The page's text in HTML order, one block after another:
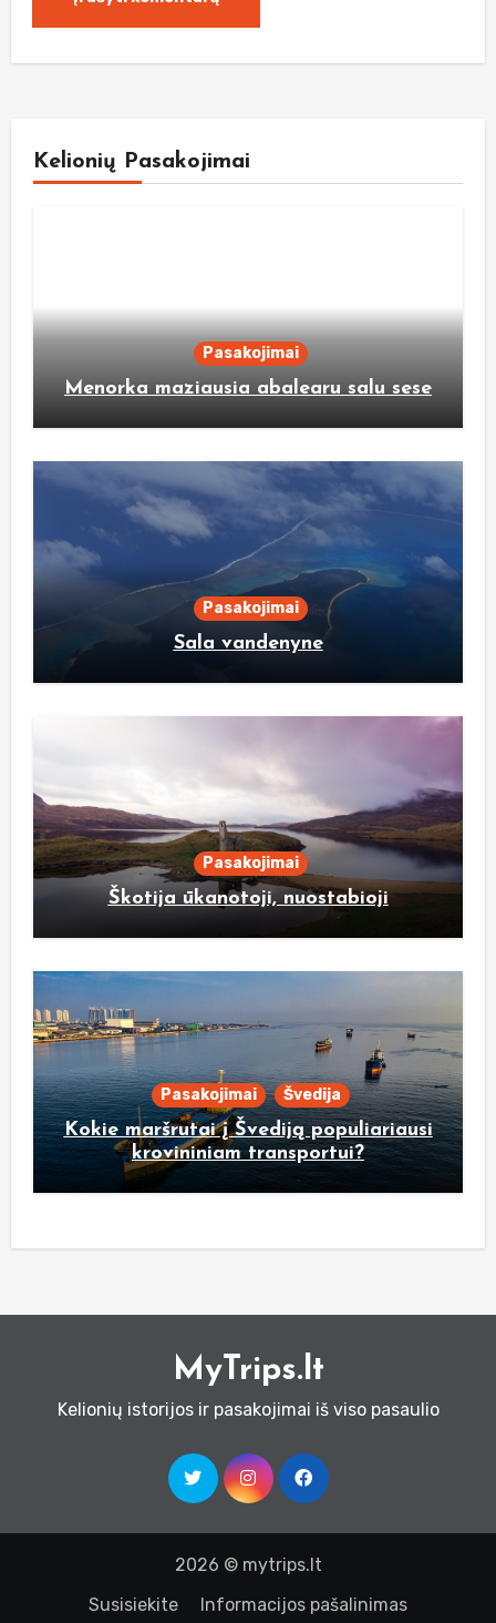
Kelionių Pasakojimai
Pasakojimai
Menorka maziausia abalearu salu sese
Pasakojimai
Sala vandenyne
Pasakojimai
Škotija ūkanotoji, nuostabioji
Pasakojimai Švedija
Kokie maršrutai į Švediją populiariausi
krovininiam transportui?
MyTrips.lt
Kelionių istorijos ir pasakojimai iš viso pasaulio
2026 © mytrips.lt
Susisiekite
Informacijos pašalinimas